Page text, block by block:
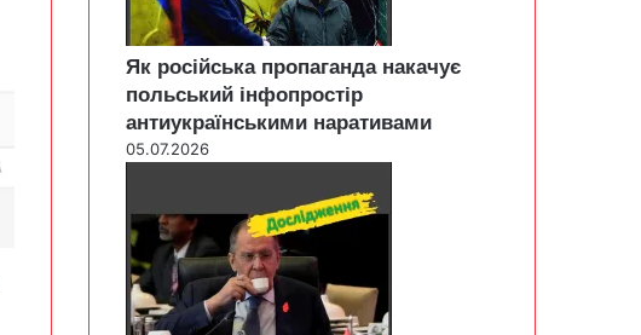
Як російська пропаганда накачує
польський інфопростір
антиукраїнськими наративами
05.07.2026